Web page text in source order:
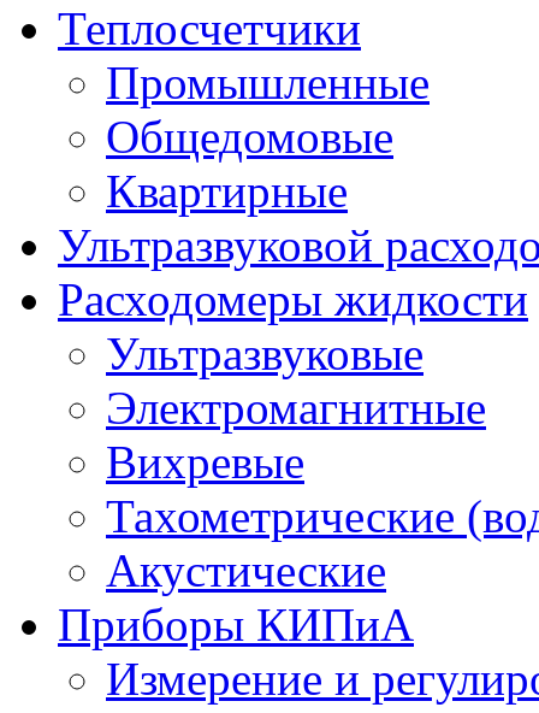
Теплосчетчики
Промышленные
Общедомовые
Квартирные
Ультразвуковой
Расходомеры жидкости
Ультразвуковые
Электромагнитные
Вихревые
Тахометрические
Акустические
Приборы КИПиА
Измерение и